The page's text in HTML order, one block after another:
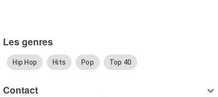
Les genres
Hip Hop Hits Pop Top 40
Contact